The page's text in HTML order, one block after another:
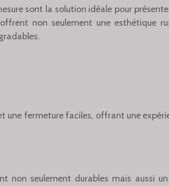
sont la solution idéale pour
non seulement une esthétique
une fermeture faciles, offrant une
non seulement durables mais aussi